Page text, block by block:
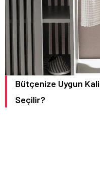
Bütçenize Uygun
Seçilir?